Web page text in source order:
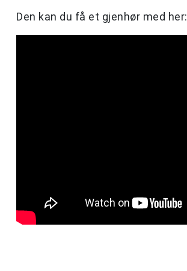
Den kan du få et gjenhør med her: